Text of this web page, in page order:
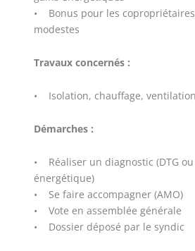
• Bonus pour les
modestes
Travaux concernés :
• Isolation, chauffage,
Démarches :
• Réaliser un diagnostic (DTG
énergétique)
• Se faire accompagner (AMO)
• Vote en assemblée générale
• Dossier déposé par le syndic